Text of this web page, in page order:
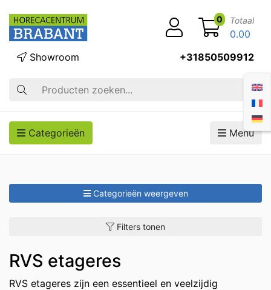
Zoek op
Showroom +31850509912
0 Totaal
0.00
Categorieën Menu
Categorieën weergeven
Filters tonen
RVS etageres
RVS etageres zijn een essentieel en veelzijdig